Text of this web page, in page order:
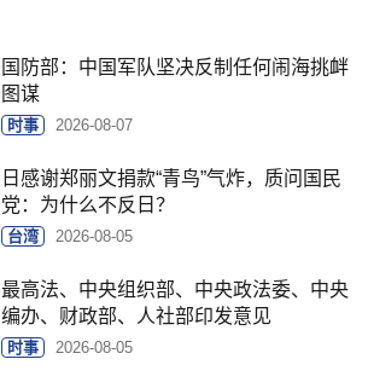
国防部：中国军队坚决反制任何闹海挑衅
图谋
时事 2026-08-07
日感谢郑丽文捐款“青鸟”气炸，质问国民
党：为什么不反日？
台湾 2026-08-05
最高法、中央组织部、中央政法委、中央
编办、财政部、人社部印发意见
时事 2026-08-05